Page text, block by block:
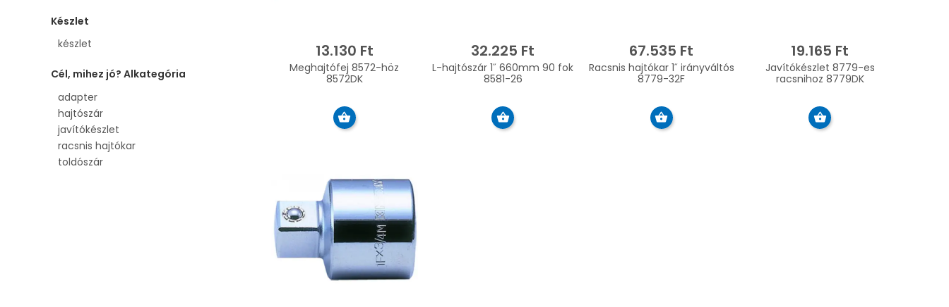
Készlet
készlet
Cél, mihez jó? Alkategória
adapter
hajtószár
javítókészlet
racsnis hajtókar
toldószár
13.130 Ft
Meghajtófej 8572-höz
8572DK
32.225 Ft
L-hajtószár 1˝ 660mm 90 fok
8581-26
67.535 Ft
Racsnis hajtókar 1˝ irányváltós
8779-32F
19.165 Ft
Javítókészlet 8779-es
racsnihoz 8779DK